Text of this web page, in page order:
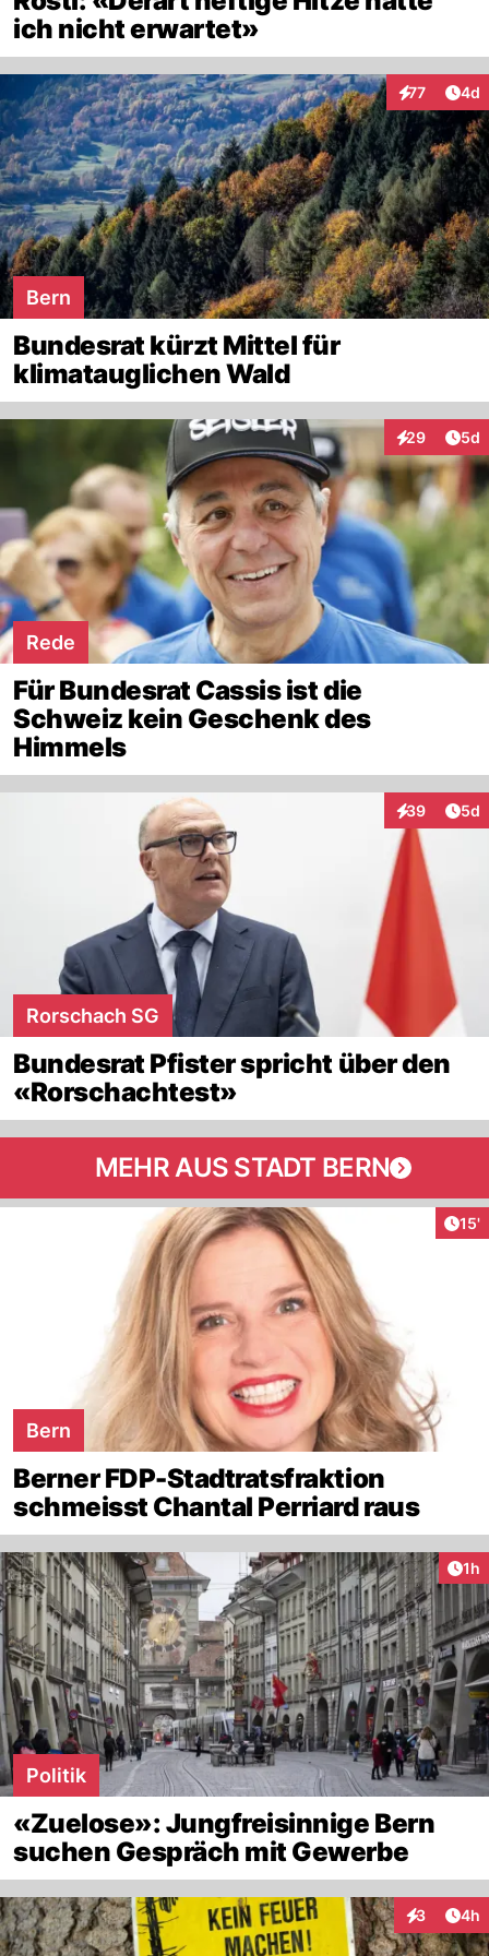
ich nicht erwartet»
77
Interaktionen
4d
Bern
Bundesrat kürzt Mittel für
klimatauglichen Wald
29
Interaktionen
5d
Rede
Für Bundesrat Cassis ist die
Schweiz kein Geschenk des
Himmels
39
Interaktionen
5d
Rorschach SG
Bundesrat Pfister spricht über den
«Rorschachtest»
MEHR AUS STADT BERN
15'
Bern
Berner FDP-Stadtratsfraktion
schmeisst Chantal Perriard raus
1h
Politik
«Zuelose»: Jungfreisinnige Bern
suchen Gespräch mit Gewerbe
3 4h